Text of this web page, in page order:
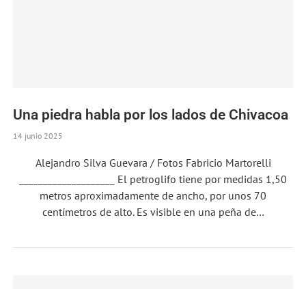
Una piedra habla por los lados de Chivacoa
14 junio 2025
Alejandro Silva Guevara / Fotos Fabricio Martorelli
____________________ El petroglifo tiene por medidas 1,50
metros aproximadamente de ancho, por unos 70
centímetros de alto. Es visible en una peña de…